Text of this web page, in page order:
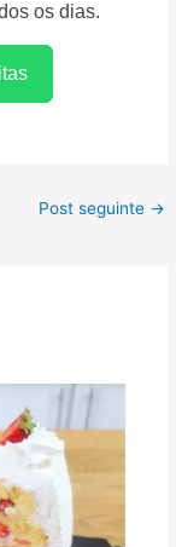
os dias.
Post seguinte →